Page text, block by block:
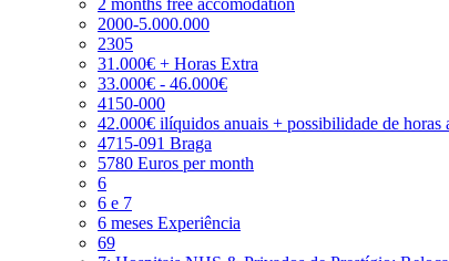
2000-5.000.000
2305
31.000€ + Horas Extra
33.000€ - 46.000€
4150-000
42.000€ ilíquidos anuais + possibilidade de
4715-091 Braga
5780 Euros per month
6
6 e 7
6 meses Experiência
69